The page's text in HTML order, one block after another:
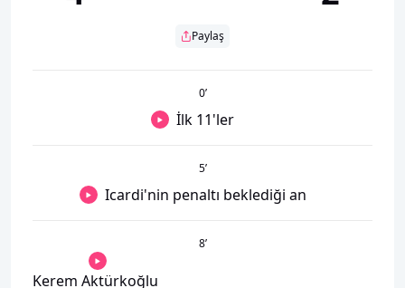
Paylaş
0’
İlk 11'ler
5’
Icardi'nin penaltı beklediği an
8’
Kerem Aktürkoğlu